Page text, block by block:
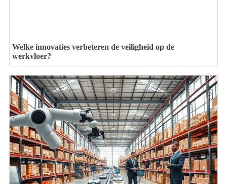
Welke innovaties verbeteren de veiligheid op de
werkvloer?